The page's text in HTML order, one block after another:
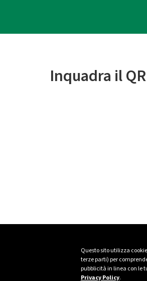
Questo sito utilizza
terze parti) per
pubblicità in linea con le
Privacy Policy.
Inquadra il